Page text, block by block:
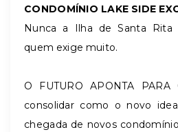
CONDOMÍNIO LAKE SIDE
Nunca a Ilha de Santa Rita
quem exige muito.
O FUTURO APONTA
consolidar como o novo
chegada de novos